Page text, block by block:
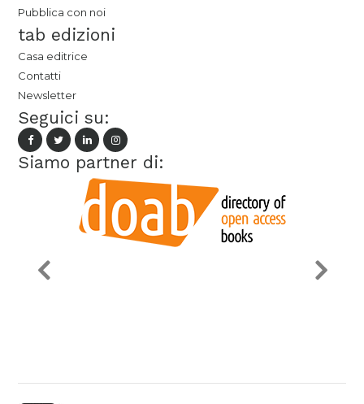
Pubblica con noi
tab edizioni
Casa editrice
Contatti
Newsletter
Seguici su:
Siamo partner di: